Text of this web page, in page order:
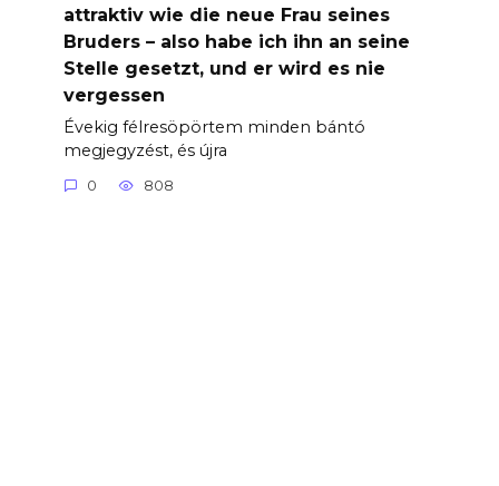
attraktiv wie die neue Frau seines
Bruders – also habe ich ihn an seine
Stelle gesetzt, und er wird es nie
vergessen
Évekig félresöpörtem minden bántó
megjegyzést, és újra
0 808